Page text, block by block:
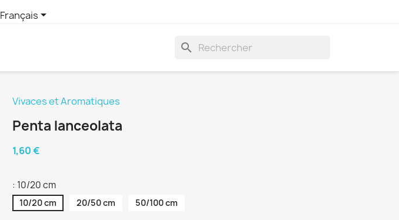
Français
search
Vivaces et Aromatiques
Penta lanceolata
1,60 €
: 10/20 cm
10/20 cm 20/50 cm 50/100 cm